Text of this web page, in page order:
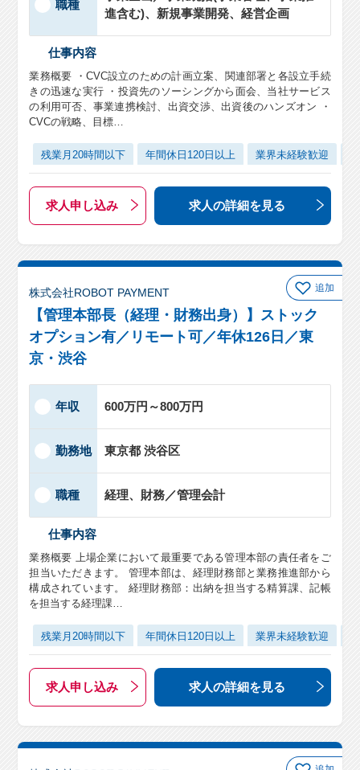
職種
進含む)、新規事業開発、経営企画
仕事内容
業務概要 ・CVC設立のための計画立案、関連部署と各設立手続
きの迅速な実行 ・投資先のソーシングから面会、当社サービス
の利用可否、事業連携検討、出資交渉、出資後のハンズオン ・
CVCの戦略、目標…
残業月20時間以下 年間休日120日以上 業界未経験歓迎
求人申し込み 求人の詳細を見る
追加
株式会社ROBOT PAYMENT
【管理本部長（経理・財務出身）】ストック
オプション有／リモート可／年休126日／東
京・渋谷
年収 600万円～800万円
勤務地 東京都 渋谷区
職種 経理、財務／管理会計
仕事内容
業務概要 上場企業において最重要である管理本部の責任者をご
担当いただきます。 管理本部は、経理財務部と業務推進部から
構成されています。 経理財務部：出納を担当する精算課、記帳
を担当する経理課…
残業月20時間以下 年間休日120日以上 業界未経験歓迎
求人申し込み 求人の詳細を見る